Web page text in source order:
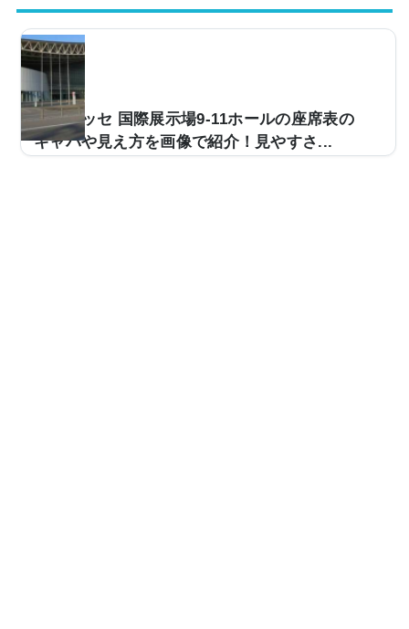
ライブのチケットが当選して自分の座席からどのような
景色が広がっているのか、座席からの見え方が気になる
と思います。そこで、画像付きで見え方をご紹介し、見
やすい席についてもまとめていきます。さいたまスーパ
ーアリーナの座席表さいたまスーパーアリーナの座席表
は主に アリーナレベル（1階席） 200レベル（1階席）
300レベル（2階席） 400レベル（2階席） 500...
幕張メッセ 国際展示場9-11ホールの座席表の
キャパや見え方を画像で紹介！見やすさ...